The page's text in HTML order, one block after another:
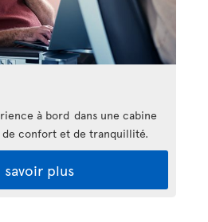
à bord dans une cabine
confort et de tranquillité.
savoir plus